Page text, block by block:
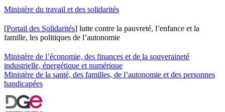
Ministère du travail et des solidarités
[Portail des Solidarités] lutte contre la pauvreté, l’enfance et la
famille, les politiques de l’autonomie
Ministère de l’économie, des finances et de la souveraineté
industrielle, énergétique et numérique
Ministère de la santé, des familles, de l’autonomie et des personnes
handicapées